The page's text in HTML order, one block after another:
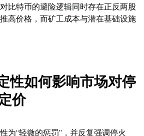
比特币的避险逻辑同时存在正反两股
高价格，而矿工成本与潜在基础设施
性如何影响市场对停
价
为“轻微的惩罚”，并反复强调停火